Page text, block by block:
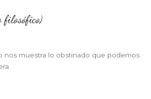
filosófico)
nos muestra lo obstinado que podemos